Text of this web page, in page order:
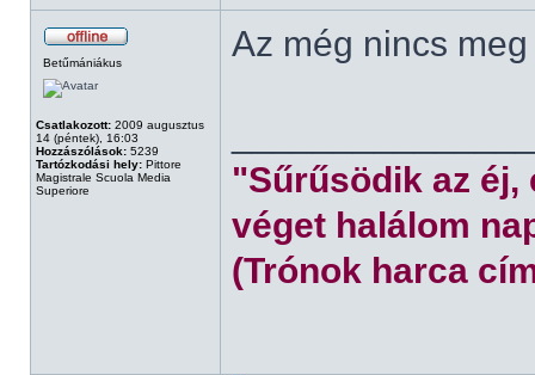
Betűmániákus
Csatlakozott: 2009 augusztus
14 (péntek), 16:03
Hozzászólások: 5239
Tartózkodási hely: Pittore
Magistrale Scuola Media
Superiore
Az még nincs
"Sűrűsödik az éj,
véget halálom
(Trónok harca